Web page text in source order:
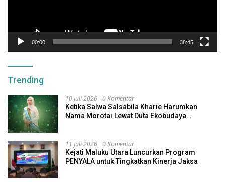
00:00 38:45
Trending
10 Juli 2026 0 Komentar
Ketika Salwa Salsabila Kharie Harumkan
Nama Morotai Lewat Duta Ekobudaya
11 Juli 2026 0 Komentar
Kejati Maluku Utara Luncurkan Program
PENYALA untuk Tingkatkan Kinerja Jaksa